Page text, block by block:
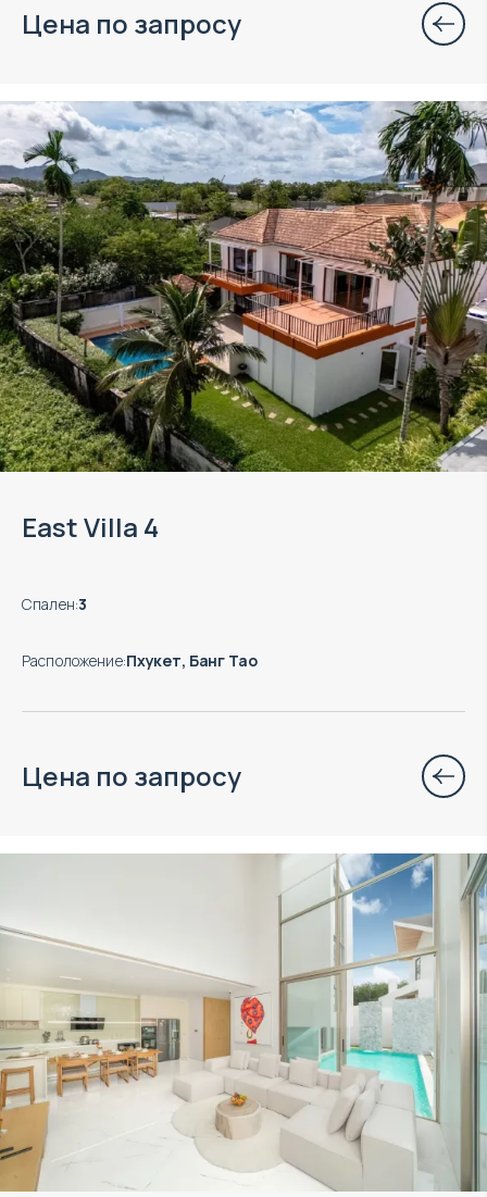
Цена по запросу
East Villa 4
Спален:3
Расположение:Пхукет, Банг Тао
Цена по запросу